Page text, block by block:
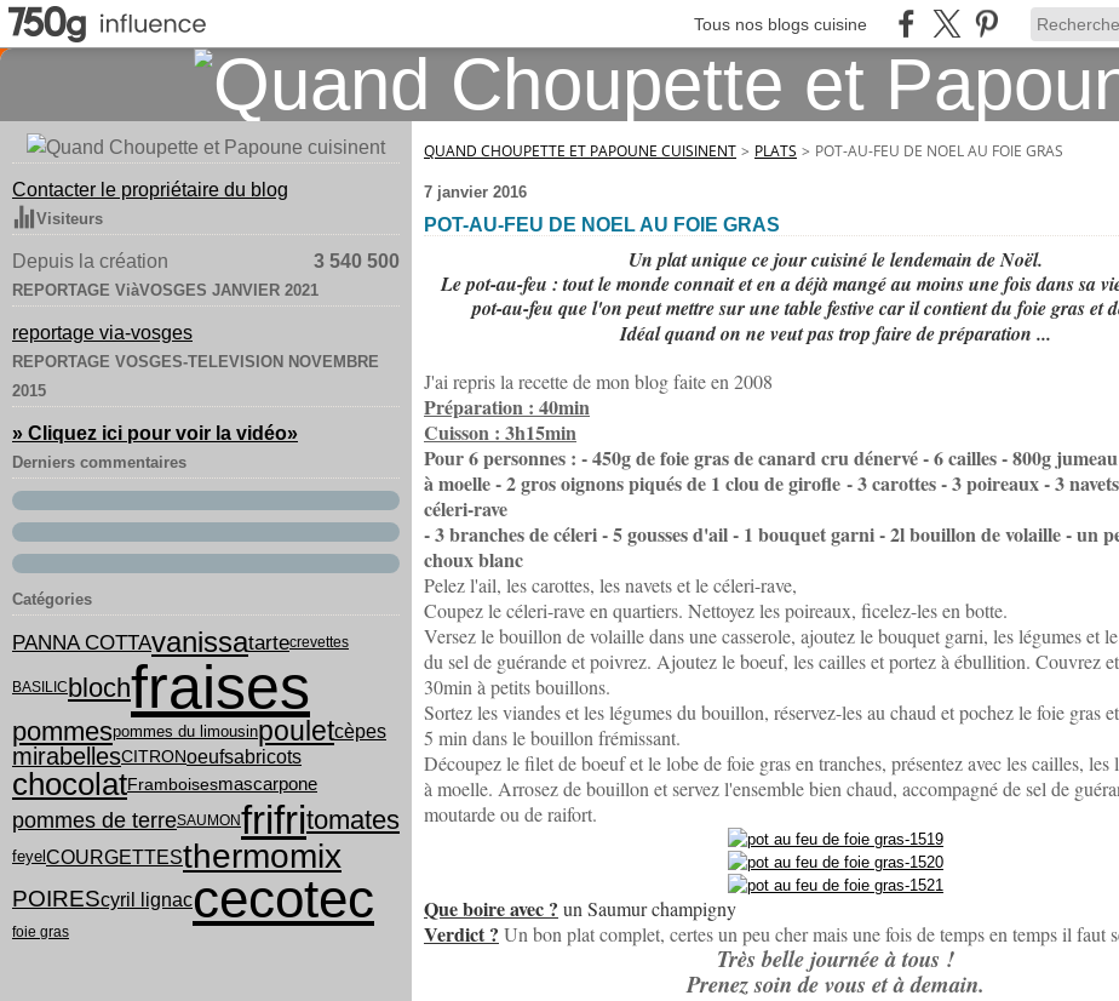
Tous nos blogs cuisine
Contacter le propriétaire du blog
Visiteurs
Depuis la création 3 540 500
REPORTAGE ViàVOSGES JANVIER 2021
reportage via-vosges
REPORTAGE VOSGES-TELEVISION NOVEMBRE
2015
» Cliquez ici pour voir la vidéo»
Derniers commentaires
Catégories
PANNA COTTAvanissatartecrevettes
BASILICblochfraises
pommespommes du limousinpouletcèpes
mirabellesCITRONoeufsabricots
chocolatFramboisesmascarpone
pommes de terreSAUMONfrifritomates
feyelCOURGETTESthermomix
POIREScyril lignaccecotec
foie gras
QUAND CHOUPETTE ET PAPOUNE CUISINENT > PLATS > POT-AU-FEU DE NOEL AU FOIE GRAS
7 janvier 2016
POT-AU-FEU DE NOEL AU FOIE GRAS
Un plat unique ce jour cuisiné le lendemain de Noël.
Le pot-au-feu : tout le monde connait et en a déjà mangé au moins une fois dans sa
pot-au-feu que l'on peut mettre sur une table festive car il contient du foie gras et
Idéal quand on ne veut pas trop faire de préparation ...
J'ai repris la recette de mon blog faite en 2008
Préparation : 40min
Cuisson : 3h15min
Pour 6 personnes : - 450g de foie gras de canard cru dénervé - 6 cailles - 800g
à moelle - 2 gros oignons piqués de 1 clou de girofle - 3 carottes - 3 poireaux - 3 navets
céleri-rave
- 3 branches de céleri - 5 gousses d'ail - 1 bouquet garni - 2l bouillon de volaille - un
choux blanc
Pelez l'ail, les carottes, les navets et le céleri-rave,
Coupez le céleri-rave en quartiers. Nettoyez les poireaux, ficelez-les en botte.
Versez le bouillon de volaille dans une casserole, ajoutez le bouquet garni, les légumes et
du sel de guérande et poivrez. Ajoutez le boeuf, les cailles et portez à ébullition. Couvrez
30min à petits bouillons.
Sortez les viandes et les légumes du bouillon, réservez-les au chaud et pochez le foie gras
5 min dans le bouillon frémissant.
Découpez le filet de boeuf et le lobe de foie gras en tranches, présentez avec les cailles, les
à moelle. Arrosez de bouillon et servez l'ensemble bien chaud, accompagné de sel de
moutarde ou de raifort.
Que boire avec ? un Saumur champigny
Verdict ? Un bon plat complet, certes un peu cher mais une fois de temps en temps il faut
Très belle journée à tous !
Prenez soin de vous et à demain.